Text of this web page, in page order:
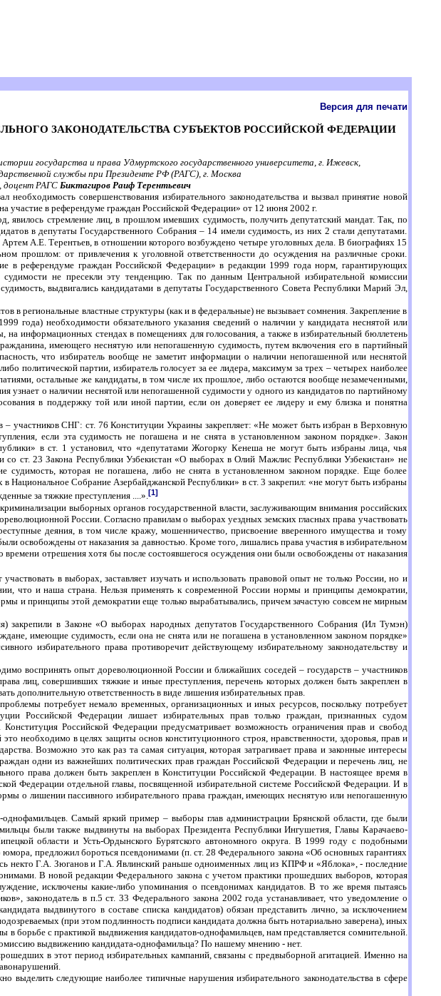
Версия для печати
ЗАКОНОДАТЕЛЬСТВА СУБЪЕКТОВ РОССИЙСКОЙ ФЕДЕРАЦИИ
государства и права Удмуртского государственного университета, г. Ижевск,
службы при Президенте РФ (РАГС), г. Москва
доцент РАГС Биктагиров Раиф Терентьевич
совершенствования избирательного законодательства и вызвал принятие новой
участие в референдуме граждан Российской Федерации» от 12 июня 2002 г.
стремление лиц, в прошлом имевших судимость, получить депутатский мандат. Так, по
в депутаты Государственного Собрания – 14 имели судимость, из них 2 стали депутатами.
А.Е. Терентьев, в отношении которого возбуждено четыре уголовных дела. В биографиях 15
прошлом: от привлечения к уголовной ответственности до осуждения на различные сроки.
в референдуме граждан Российской Федерации» в редакции 1999 года норм, гарантирующих
не пресекли эту тенденцию. Так по данным Центральной избирательной комиссии
выдвигались кандидатами в депутаты Государственного Совета Республики Марий Эл,
в региональные властные структуры (как и в федеральные) не вызывает сомнения. Закрепление в
года) необходимости обязательного указания сведений о наличии у кандидата неснятой или
на информационных стендах в помещениях для голосования, а также в избирательный бюллетень
имеющего неснятую или непогашенную судимость, путем включения его в партийный
что избиратель вообще не заметит информации о наличии непогашенной или неснятой
политической партии, избиратель голосует за ее лидера, максимум за трех – четырех наиболее
остальные же кандидаты, в том числе их прошлое, либо остаются вообще незамеченными,
узнает о наличии неснятой или непогашенной судимости у одного из кандидатов по партийному
в поддержку той или иной партии, если он доверяет ее лидеру и ему близка и понятна
– участников СНГ: ст. 76 Конституции Украины закрепляет: «Не может быть избран в Верховную
если эта судимость не погашена и не снята в установленном законом порядке». Закон
в ст. 1 установил, что «депутатами Жогорку Кенеша не могут быть избраны лица, чья
со ст. 23 Закона Республики Узбекистан «О выборах в Олий Мажлис Республики Узбекистан» не
которая не погашена, либо не снята в установленном законом порядке. Еще более
Национальное Собрание Азербайджанской Республики» в ст. 3 закрепил: «не могут быть избраны
за тяжкие преступления ....». [1]
выборных органов государственной власти, заслуживающим внимания российских
России. Согласно правилам о выборах уездных земских гласных права участвовать
деяния, в том числе кражу, мошенничество, присвоение вверенного имущества и тому
освобождены от наказания за давностью. Кроме того, лишались права участия в избирательном
отрешения хотя бы после состоявшегося осуждения они были освобождены от наказания
в выборах, заставляет изучать и использовать правовой опыт не только России, но и
что и наша страна. Нельзя применять к современной России нормы и принципы демократии,
и принципы этой демократии еще только вырабатывались, причем зачастую совсем не мирным
закрепили в Законе «О выборах народных депутатов Государственного Собрания (Ил Тумэн)
имеющие судимость, если она не снята или не погашена в установленном законом порядке»
избирательного права противоречит действующему избирательному законодательству и
воспринять опыт дореволюционной России и ближайших соседей – государств – участников
лиц, совершивших тяжкие и иные преступления, перечень которых должен быть закреплен в
дополнительную ответственность в виде лишения избирательных прав.
потребует немало временных, организационных и иных ресурсов, поскольку потребует
Российской Федерации лишает избирательных прав только граждан, признанных судом
Российской Федерации предусматривает возможность ограничения прав и свобод
необходимо в целях защиты основ конституционного строя, нравственности, здоровья, прав и
Возможно это как раз та самая ситуация, которая затрагивает права и законные интересы
одни из важнейших политических прав граждан Российской Федерации и перечень лиц, не
права должен быть закреплен в Конституции Российской Федерации. В настоящее время в
Федерации отдельной главы, посвященной избирательной системе Российской Федерации. И в
о лишении пассивного избирательного права граждан, имеющих неснятую или непогашенную
Самый яркий пример – выборы глав администрации Брянской области, где были
были также выдвинуты на выборах Президента Республики Ингушетия, Главы Карачаево-
области и Усть-Ордынского Бурятского автономного округа. В 1999 году с подобными
предложил бороться псевдонимами (п. ст. 28 Федерального закона «Об основных гарантиях
некто Г.А. Зюганов и Г.А. Явлинский раньше одноименных лиц из КПРФ и «Яблока», - последние
В новой редакции Федерального закона с учетом практики прошедших выборов, которая
исключены какие-либо упоминания о псевдонимах кандидатов. В то же время пытаясь
законодатель в п.5 ст. 33 Федерального закона 2002 года устанавливает, что уведомление о
выдвинутого в составе списка кандидатов) обязан представить лично, за исключением
(при этом подлинность подписи кандидата должна быть нотариально заверена), иных
борьбе с практикой выдвижения кандидатов-однофамильцев, нам представляется сомнительной.
выдвижению кандидата-однофамильца? По нашему мнению - нет.
в этот период избирательных кампаний, связаны с предвыборной агитацией. Именно на
следующие наиболее типичные нарушения избирательного законодательства в сфере